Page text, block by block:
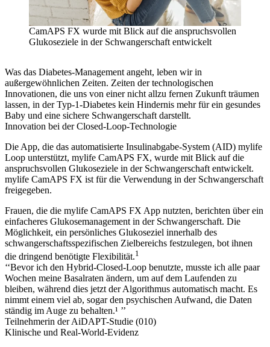
CamAPS FX wurde mit Blick auf die anspruchsvollen
Glukoseziele in der Schwangerschaft entwickelt
Was das Diabetes-Management angeht, leben wir in
außergewöhnlichen Zeiten. Zeiten der technologischen
Innovationen, die uns von einer nicht allzu fernen Zukunft träumen
lassen, in der Typ-1-Diabetes kein Hindernis mehr für ein gesundes
Baby und eine sichere Schwangerschaft darstellt.
Innovation bei der Closed-Loop-Technologie
Die App, die das automatisierte Insulinabgabe-System (AID) mylife
Loop unterstützt, mylife CamAPS FX, wurde mit Blick auf die
anspruchsvollen Glukoseziele in der Schwangerschaft entwickelt.
mylife CamAPS FX ist für die Verwendung in der Schwangerschaft
freigegeben.
Frauen, die die mylife CamAPS FX App nutzten, berichten über ein
einfacheres Glukosemanagement in der Schwangerschaft. Die
Möglichkeit, ein persönliches Glukoseziel innerhalb des
schwangerschaftsspezifischen Zielbereichs festzulegen, bot ihnen
die dringend benötigte Flexibilität.1
‘‘Bevor ich den Hybrid-Closed-Loop benutzte, musste ich alle paar
Wochen meine Basalraten ändern, um auf dem Laufenden zu
bleiben, während dies jetzt der Algorithmus automatisch macht. Es
nimmt einem viel ab, sogar den psychischen Aufwand, die Daten
ständig im Auge zu behalten.¹ ’’
Teilnehmerin der AiDAPT-Studie (010)
Klinische und Real-World-Evidenz